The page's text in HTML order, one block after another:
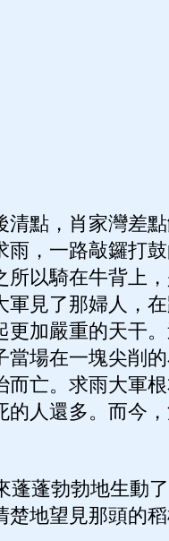
清點，肖家灣差
，一路敲鑼打
所以騎在牛背上
見了那婦人，
加嚴重的天干
當場在一塊尖削
而亡。求雨大軍
的人還多。而今
蓬勃勃地生動
地望見那頭的稻